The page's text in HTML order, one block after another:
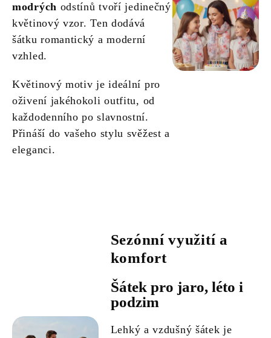
modrých odstínů tvoří jedinečný
květinový vzor. Ten dodává
šátku romantický a moderní
vzhled.
Květinový motiv je ideální pro
oživení jakéhokoli outfitu, od
každodenního po slavnostní.
Přináší do vašeho stylu svěžest a
eleganci.
Sezónní využití a
komfort
Šátek pro jaro, léto i
podzim
Lehký a vzdušný šátek je